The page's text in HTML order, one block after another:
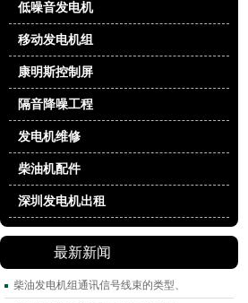
低噪音发电机
移动发电机组
康明斯控制屏
隔音降噪工程
发电机维修
柴油机配件
深圳发电机出租
最新新闻
柴油发电机组通讯信号线束的类型、